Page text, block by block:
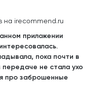
на irecommend.ru
приложении
пока почти в
не стала ухо
про заброшенные